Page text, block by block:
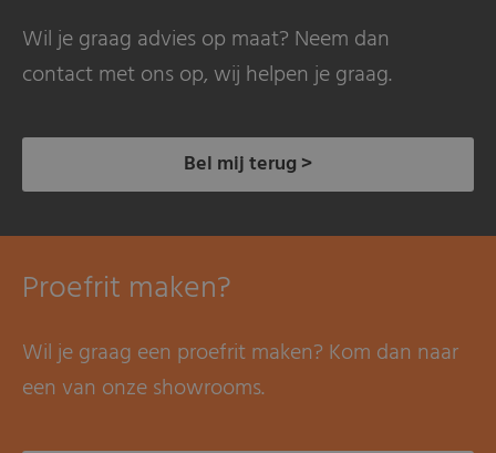
Wil je graag advies op maat? Neem dan
contact met ons op, wij helpen je graag.
Bel mij terug >
Proefrit maken?
Wil je graag een proefrit maken? Kom dan naar
een van onze showrooms.